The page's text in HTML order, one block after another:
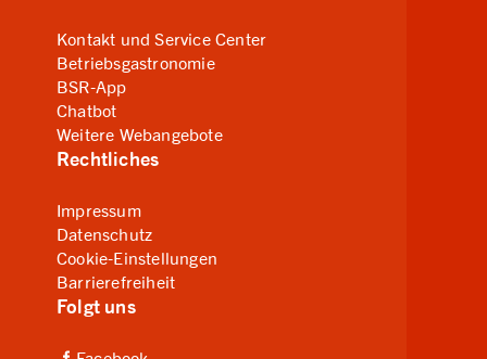
Kontakt und Service Center
Betriebsgastronomie
BSR-App
Chatbot
Weitere Webangebote
Rechtliches
Impressum
Datenschutz
Cookie-Einstellungen
Barrierefreiheit
Folgt uns